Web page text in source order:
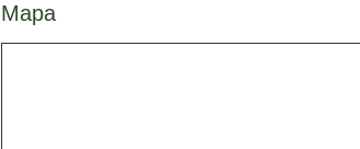
Mapa